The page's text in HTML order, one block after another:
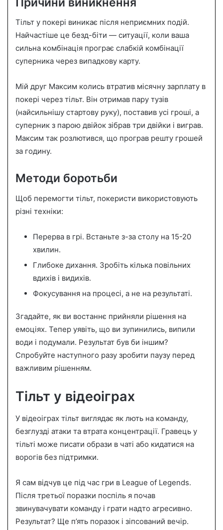
Тільт у покері виникає після неприємних подій.
Найчастіше це безд-біти — ситуації, коли ваша
сильна комбінація програє слабкій комбінації
суперника через випадкову карту.
Мій друг Максим колись втратив місячну зарплату в
покері через тільт. Він отримав пару тузів
(найсильнішу стартову руку), поставив усі гроші, а
суперник з парою двійок зібрав три двійки і виграв.
Максим так розлютився, що програв решту грошей
за годину.
Методи боротьби
Щоб перемогти тільт, покеристи використовують
різні техніки:
Перерва в грі. Встаньте з-за столу на 15-20
хвилин.
Глибоке дихання. Зробіть кілька повільних
вдихів і видихів.
Фокусування на процесі, а не на результаті.
Згадайте, як ви востаннє прийняли рішення на
емоціях. Тепер уявіть, що ви зупинились, випили
води і подумали. Результат був би іншим?
Спробуйте наступного разу зробити паузу перед
важливим рішенням.
Тільт у відеоіграх
У відеоіграх тільт виглядає як лють на команду,
безглузді атаки та втрата концентрації. Гравець у
тільті може писати образи в чаті або кидатися на
ворогів без підтримки.
Я сам відчув це під час гри в League of Legends.
Після третьої поразки поспіль я почав
звинувачувати команду і грати надто агресивно.
Результат? Ще п’ять поразок і зіпсований вечір.